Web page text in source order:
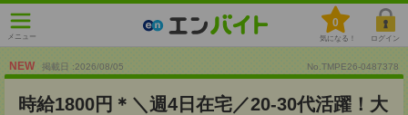
メニュー
0
気になる！ ログイン
NEW 掲載日 :2026/08/05 No.TMPE26-0487378
時給1800円＊＼週4日在宅／20-30代活躍！大